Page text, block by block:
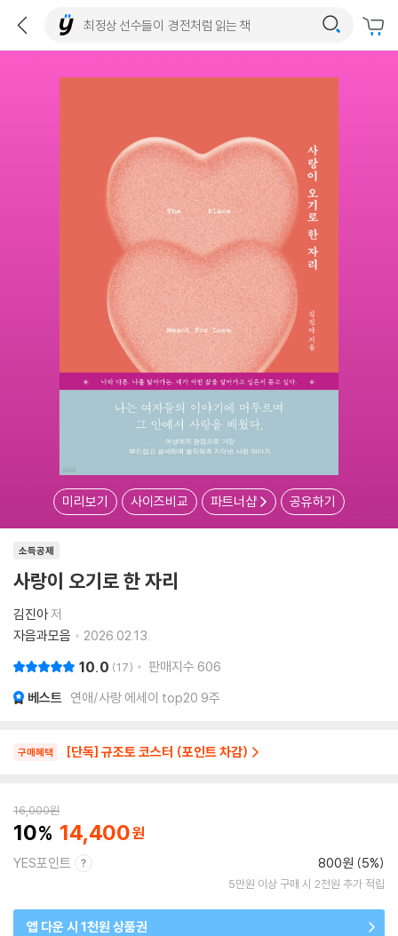
미리보기 사이즈비교 파트너샵 공유하기
소득공제
사랑이 오기로 한 자리
김진아저
자음과모음
2026.02.13.
10.0 17 판매지수 606
베스트 연애/사랑 에세이 top20 9주
구매혜택 [단독] 규조토 코스터 (포인트 차감)
16,000원
10 14,400
YES포인트 800원 (5%)
5만원 이상 구매 시 2천원 추가 적립
앱 다운 시 1천원 상품권